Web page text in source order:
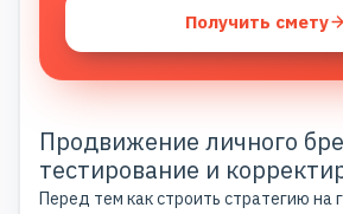
Получить смету
Продвижение личного
тестирование и
Перед тем как строить стратегию на